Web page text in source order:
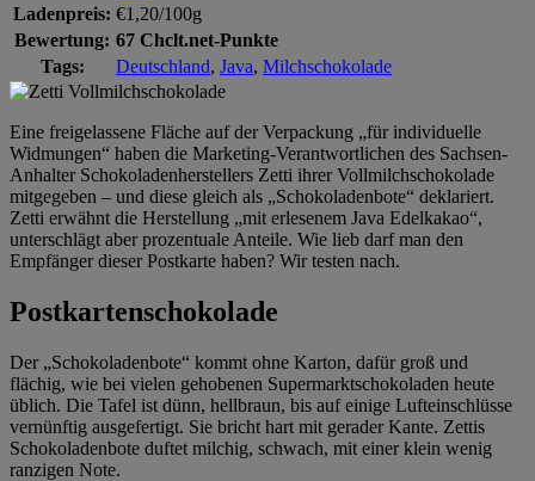
Ladenpreis: €1,20/100g
Bewertung: 67 Chclt.net-Punkte
Tags:
Deutschland, Java, Milchschokolade
Eine freigelassene Fläche auf der Verpackung „für individuelle
Widmungen“ haben die Marketing-Verantwortlichen des Sachsen-
Anhalter Schokoladenherstellers Zetti ihrer Vollmilchschokolade
mitgegeben – und diese gleich als „Schokoladenbote“ deklariert.
Zetti erwähnt die Herstellung „mit erlesenem Java Edelkakao“,
unterschlägt aber prozentuale Anteile. Wie lieb darf man den
Empfänger dieser Postkarte haben? Wir testen nach.
Postkartenschokolade
Der „Schokoladenbote“ kommt ohne Karton, dafür groß und
flächig, wie bei vielen gehobenen Supermarktschokoladen heute
üblich. Die Tafel ist dünn, hellbraun, bis auf einige Lufteinschlüsse
vernünftig ausgefertigt. Sie bricht hart mit gerader Kante. Zettis
Schokoladenbote duftet milchig, schwach, mit einer klein wenig
ranzigen Note.